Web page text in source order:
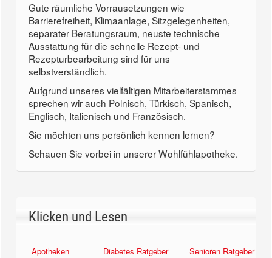
Gute räumliche Vorrausetzungen wie
Barrierefreiheit, Klimaanlage, Sitzgelegenheiten,
separater Beratungsraum, neuste technische
Ausstattung für die schnelle Rezept- und
Rezepturbearbeitung sind für uns
selbstverständlich.
Aufgrund unseres vielfältigen Mitarbeiterstammes
sprechen wir auch Polnisch, Türkisch, Spanisch,
Englisch, Italienisch und Französisch.
Sie möchten uns persönlich kennen lernen?
Schauen Sie vorbei in unserer Wohlfühlapotheke.
Klicken und Lesen
Apotheken
Diabetes Ratgeber Senioren Ratgeber